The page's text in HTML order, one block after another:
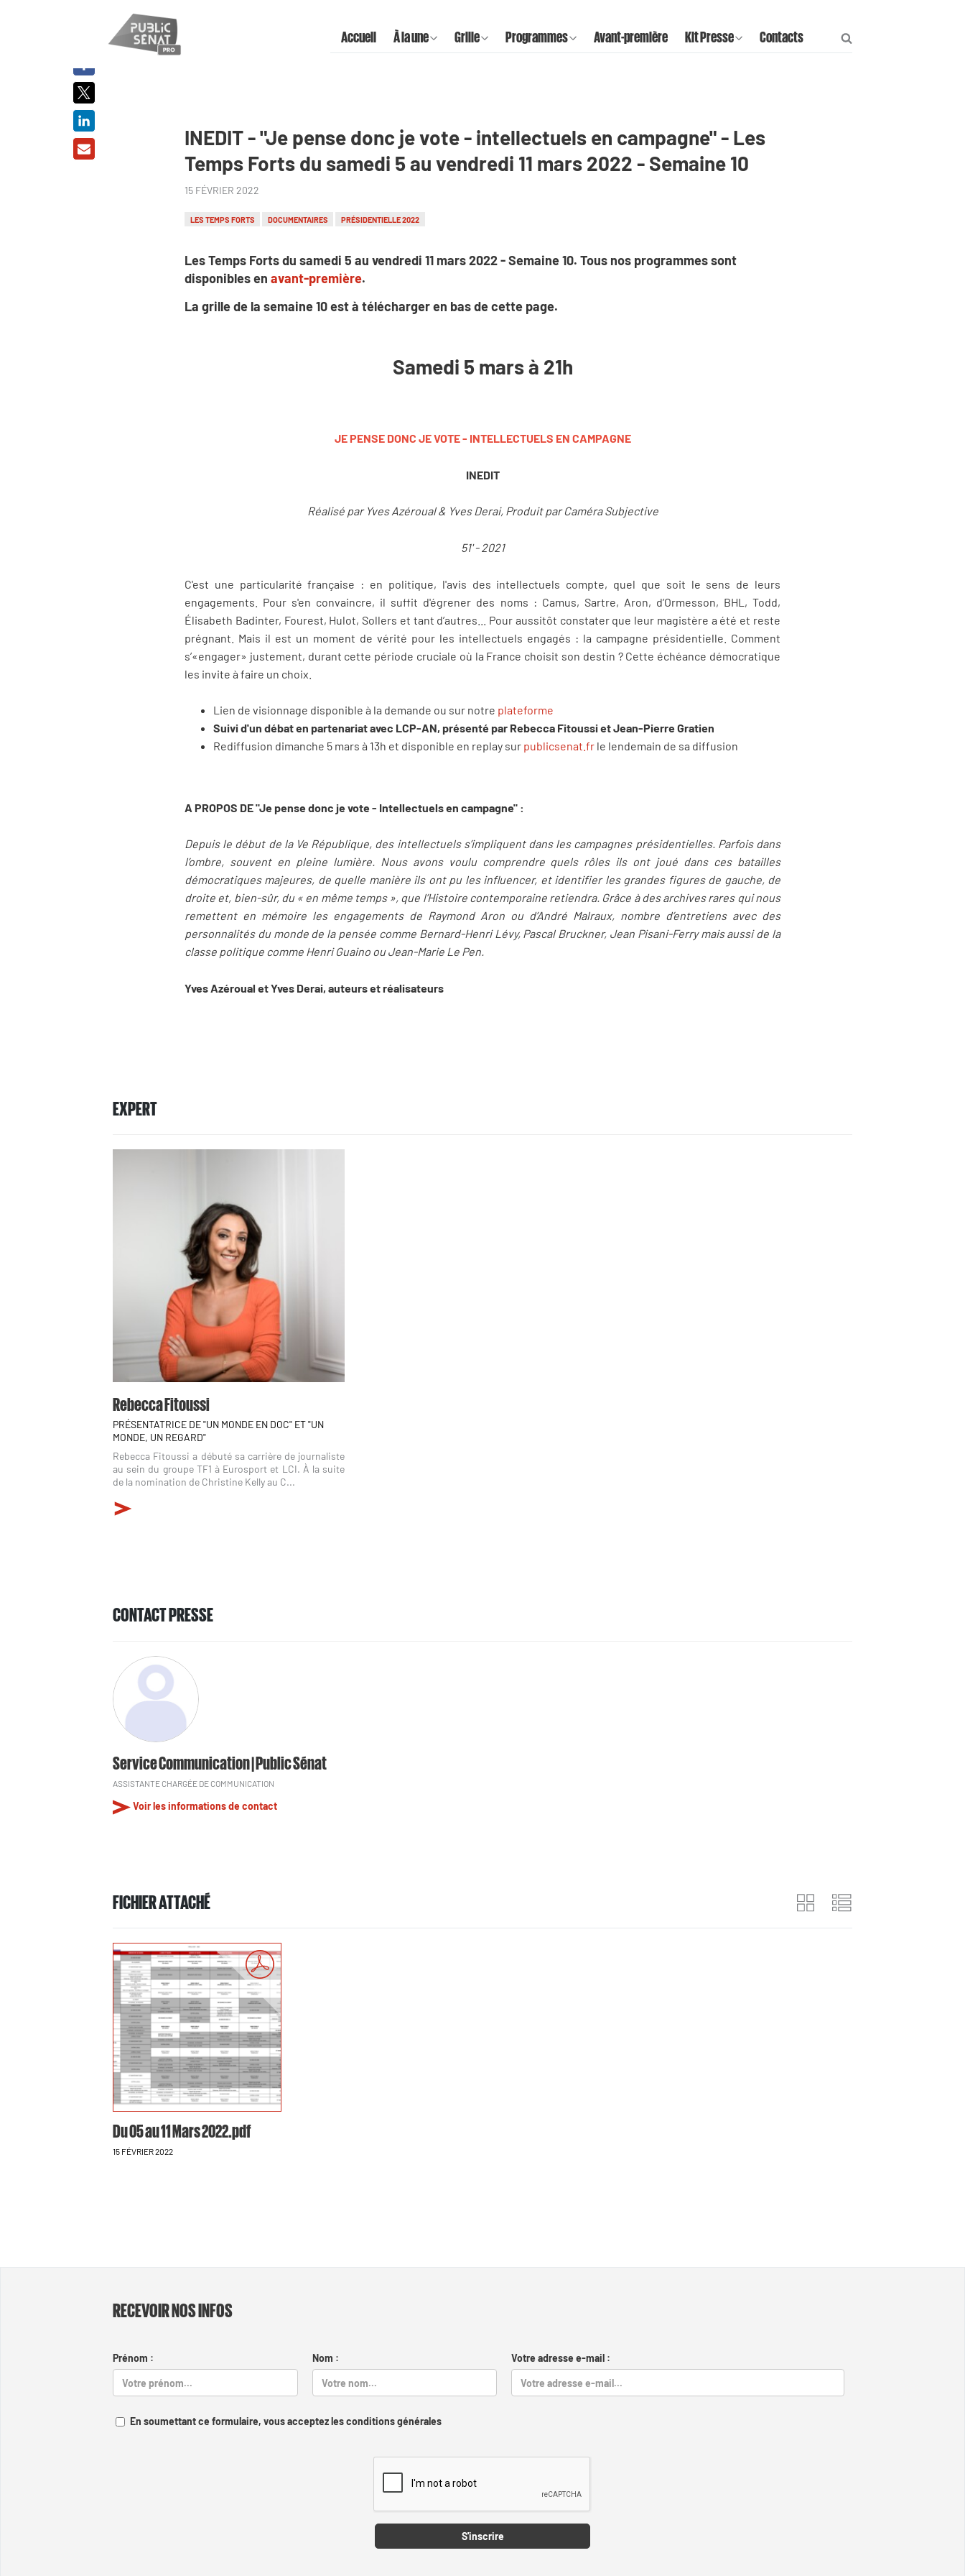
Accueil À la une Grille Programmes Avant-première Kit Presse Contacts
INEDIT - "Je pense donc je vote - intellectuels en campagne" - Les
Temps Forts du samedi 5 au vendredi 11 mars 2022 - Semaine 10
15 FÉVRIER 2022
LES TEMPS FORTS DOCUMENTAIRES PRÉSIDENTIELLE 2022
Les Temps Forts du samedi 5 au vendredi 11 mars 2022 - Semaine 10. Tous nos programmes sont
disponibles en avant-première.
La grille de la semaine 10 est à télécharger en bas de cette page.
Samedi 5 mars à 21h
JE PENSE DONC JE VOTE - INTELLECTUELS EN CAMPAGNE
INEDIT
Réalisé par Yves Azéroual & Yves Derai, Produit par Caméra Subjective
51' - 2021
C'est une particularité française : en politique, l'avis des intellectuels compte, quel que soit le sens de leurs
engagements. Pour s'en convaincre, il suffit d'égrener des noms : Camus, Sartre, Aron, d’Ormesson, BHL, Todd,
Élisabeth Badinter, Fourest, Hulot, Sollers et tant d’autres... Pour aussitôt constater que leur magistère a été et reste
prégnant. Mais il est un moment de vérité pour les intellectuels engagés : la campagne présidentielle. Comment
s’«engager» justement, durant cette période cruciale où la France choisit son destin ? Cette échéance démocratique
les invite à faire un choix.
Lien de visionnage disponible à la demande ou sur notre plateforme
Suivi d'un débat en partenariat avec LCP-AN, présenté par Rebecca Fitoussi et Jean-Pierre Gratien
Rediffusion dimanche 5 mars à 13h et disponible en replay sur publicsenat.fr le lendemain de sa diffusion
A PROPOS DE "Je pense donc je vote - Intellectuels en campagne" :
Depuis le début de la Ve République, des intellectuels s’impliquent dans les campagnes présidentielles. Parfois dans
l’ombre, souvent en pleine lumière. Nous avons voulu comprendre quels rôles ils ont joué dans ces batailles
démocratiques majeures, de quelle manière ils ont pu les influencer, et identifier les grandes figures de gauche, de
droite et, bien-sûr, du « en même temps », que l’Histoire contemporaine retiendra. Grâce à des archives rares qui nous
remettent en mémoire les engagements de Raymond Aron ou d’André Malraux, nombre d’entretiens avec des
personnalités du monde de la pensée comme Bernard-Henri Lévy, Pascal Bruckner, Jean Pisani-Ferry mais aussi de la
classe politique comme Henri Guaino ou Jean-Marie Le Pen.
Yves Azéroual et Yves Derai, auteurs et réalisateurs
EXPERT
Rebecca Fitoussi
PRÉSENTATRICE DE "UN MONDE EN DOC" ET "UN
MONDE, UN REGARD"
Rebecca Fitoussi a débuté sa carrière de journaliste
au sein du groupe TF1 à Eurosport et LCI. À la suite
de la nomination de Christine Kelly au C...
CONTACT PRESSE
Service Communication | Public Sénat
ASSISTANTE CHARGÉE DE COMMUNICATION
Voir les informations de contact
FICHIER ATTACHÉ
Du 05 au 11 Mars 2022.pdf
15 FÉVRIER 2022
RECEVOIR NOS INFOS
Prénom : Nom : Votre adresse e-mail :
En soumettant ce formulaire, vous acceptez les conditions générales
S'inscrire